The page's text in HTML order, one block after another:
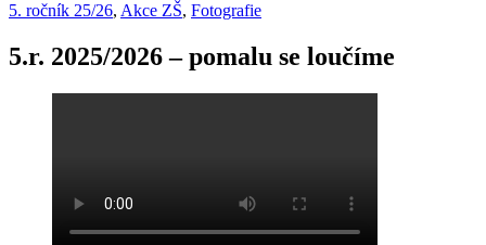
5. ročník 25/26, Akce ZŠ, Fotografie
5.r. 2025/2026 – pomalu se loučíme